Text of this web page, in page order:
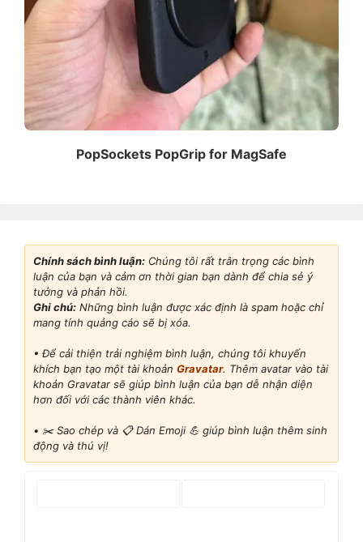
PopSockets PopGrip for MagSafe
Chính sách bình luận: Chúng tôi rất trân trọng các bình
luận của bạn và cảm ơn thời gian bạn dành để chia sẻ ý
tưởng và phản hồi.
Ghi chú: Những bình luận được xác định là spam hoặc chỉ
mang tính quảng cáo sẽ bị xóa.
• Để cải thiện trải nghiệm bình luận, chúng tôi khuyến
khích bạn tạo một tài khoản Gravatar. Thêm avatar vào tài
khoản Gravatar sẽ giúp bình luận của bạn dễ nhận diện
hơn đối với các thành viên khác.
• ✂️ Sao chép và 📋 Dán Emoji 💪 giúp bình luận thêm sinh
động và thú vị!